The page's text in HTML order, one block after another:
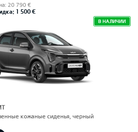
20 790 €
1 500 €
В НАЛИЧИИ
кожаные сиденья, черный